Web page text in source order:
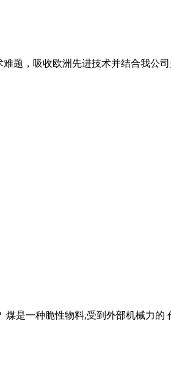
题，吸收欧洲先进技术并结合我公
是一种脆性物料,受到外部机械力